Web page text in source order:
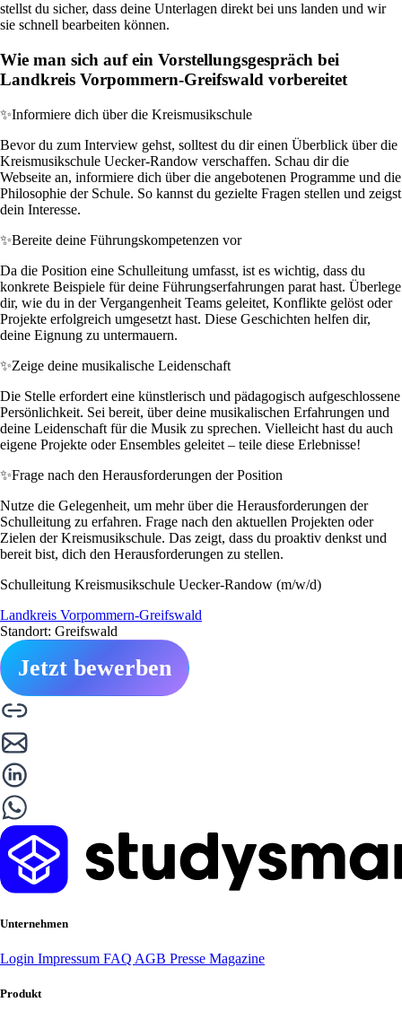
stellst du sicher, dass deine Unterlagen direkt bei uns landen und wir
sie schnell bearbeiten können.
Wie man sich auf ein Vorstellungsgespräch bei
Landkreis Vorpommern-Greifswald vorbereitet
✨Informiere dich über die Kreismusikschule
Bevor du zum Interview gehst, solltest du dir einen Überblick über die
Kreismusikschule Uecker-Randow verschaffen. Schau dir die
Webseite an, informiere dich über die angebotenen Programme und die
Philosophie der Schule. So kannst du gezielte Fragen stellen und zeigst
dein Interesse.
✨Bereite deine Führungskompetenzen vor
Da die Position eine Schulleitung umfasst, ist es wichtig, dass du
konkrete Beispiele für deine Führungserfahrungen parat hast. Überlege
dir, wie du in der Vergangenheit Teams geleitet, Konflikte gelöst oder
Projekte erfolgreich umgesetzt hast. Diese Geschichten helfen dir,
deine Eignung zu untermauern.
✨Zeige deine musikalische Leidenschaft
Die Stelle erfordert eine künstlerisch und pädagogisch aufgeschlossene
Persönlichkeit. Sei bereit, über deine musikalischen Erfahrungen und
deine Leidenschaft für die Musik zu sprechen. Vielleicht hast du auch
eigene Projekte oder Ensembles geleitet – teile diese Erlebnisse!
✨Frage nach den Herausforderungen der Position
Nutze die Gelegenheit, um mehr über die Herausforderungen der
Schulleitung zu erfahren. Frage nach den aktuellen Projekten oder
Zielen der Kreismusikschule. Das zeigt, dass du proaktiv denkst und
bereit bist, dich den Herausforderungen zu stellen.
Schulleitung Kreismusikschule Uecker-Randow (m/w/d)
Landkreis Vorpommern-Greifswald
Standort: Greifswald
Jetzt bewerben
Unternehmen
Login Impressum FAQ AGB Presse Magazine
Produkt